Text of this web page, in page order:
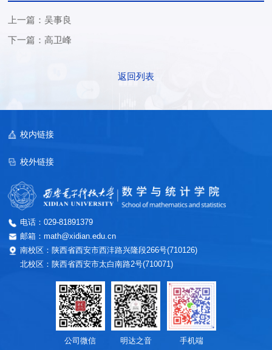
上一篇：吴事良
下一篇：高卫峰
返回列表
电话：029-81891379
邮箱：math@xidian.edu.cn
南校区：陕西省西安市西沣路兴隆段266号(710126)
北校区：陕西省西安市太白南路2号(710071)
校内链接
校外链接
公司微信 明达之音 手机端